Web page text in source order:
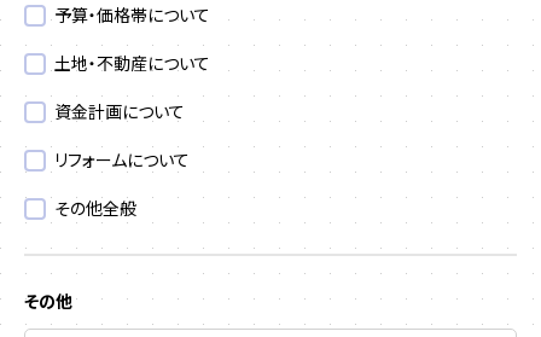
予算・価格帯について
土地・不動産について
資金計画について
リフォームについて
その他全般
その他